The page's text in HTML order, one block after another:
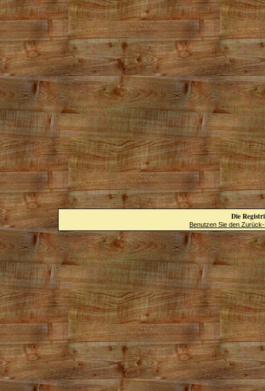
Die
Benutzen Sie den